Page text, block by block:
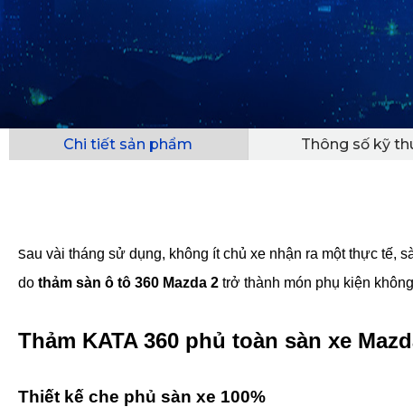
Chi tiết sản phẩm Thông số kỹ
Sau vài tháng sử dụng, không ít chủ xe nhận ra một thực tế,
do thảm sàn ô tô 360 Mazda 2 trở thành món phụ kiện
Thảm KATA 360 phủ toàn sàn xe
Thiết kế che phủ sàn xe 100%